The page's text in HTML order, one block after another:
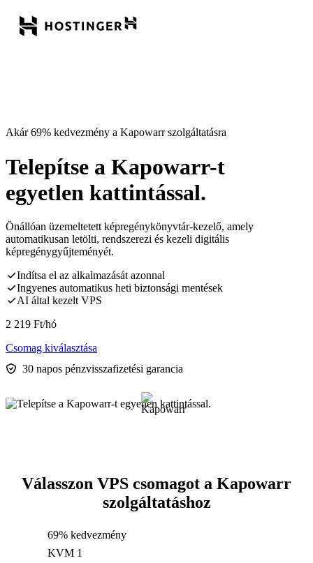
Akár 69% kedvezmény a Kapowarr szolgáltatásra
Telepítse a Kapowarr-t
egyetlen kattintással.
Önállóan üzemeltetett képregénykönyvtár-kezelő, amely
automatikusan letölti, rendszerezi és kezeli digitális
képregénygyűjteményét.
Indítsa el az alkalmazását azonnal
Ingyenes automatikus heti biztonsági mentések
AI által kezelt VPS
2 219 Ft/hó
Csomag kiválasztása
30 napos pénzvisszafizetési garancia
Válasszon VPS csomagot a Kapowarr
szolgáltatáshoz
69% kedvezmény
KVM 1